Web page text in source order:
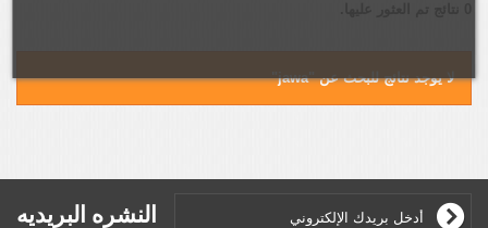
لا يوجد نتائج للبحث عن "jawa"
النشره البريديه